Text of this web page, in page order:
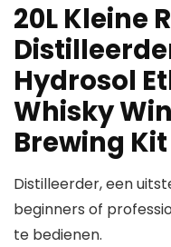
20L Kleine
Hydrosol
Whisky
Brewing Kit
Distilleerder, een
beginners of
te bedienen.